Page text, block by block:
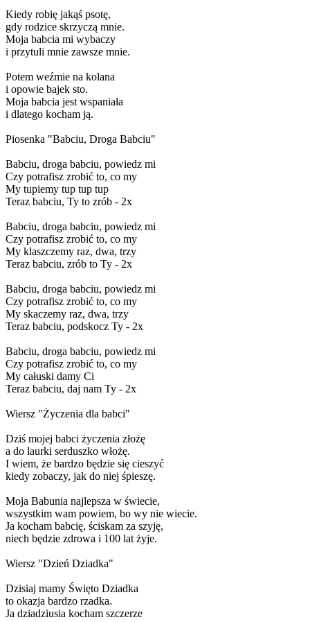
Kiedy robię jakąś psotę,
gdy rodzice skrzyczą mnie.
Moja babcia mi wybaczy
i przytuli mnie zawsze mnie.
Potem weźmie na kolana
i opowie bajek sto.
Moja babcia jest wspaniała
i dlatego kocham ją.
Piosenka "Babciu, Droga Babciu"
Babciu, droga babciu, powiedz mi
Czy potrafisz zrobić to, co my
My tupiemy tup tup tup
Teraz babciu, Ty to zrób - 2x
Babciu, droga babciu, powiedz mi
Czy potrafisz zrobić to, co my
My klaszczemy raz, dwa, trzy
Teraz babciu, zrób to Ty - 2x
Babciu, droga babciu, powiedz mi
Czy potrafisz zrobić to, co my
My skaczemy raz, dwa, trzy
Teraz babciu, podskocz Ty - 2x
Babciu, droga babciu, powiedz mi
Czy potrafisz zrobić to, co my
My całuski damy Ci
Teraz babciu, daj nam Ty - 2x
Wiersz "Życzenia dla babci"
Dziś mojej babci życzenia złożę
a do laurki serduszko włożę.
I wiem, że bardzo będzie się cieszyć
kiedy zobaczy, jak do niej śpieszę.
Moja Babunia najlepsza w świecie,
wszystkim wam powiem, bo wy nie wiecie.
Ja kocham babcię, ściskam za szyję,
niech będzie zdrowa i 100 lat żyje.
Wiersz "Dzień Dziadka"
Dzisiaj mamy Święto Dziadka
to okazja bardzo rzadka.
Ja dziadziusia kocham szczerze